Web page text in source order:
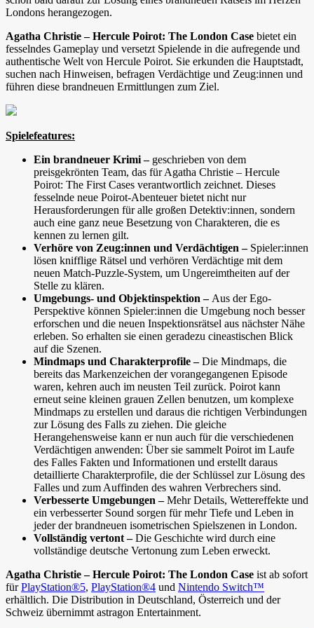
Londons herangezogen.
Agatha Christie – Hercule Poirot: The London Case bietet ein
fesselndes Gameplay und versetzt Spielende in die aufregende und
authentische Welt von Hercule Poirot. Sie erkunden die Hauptstadt,
suchen nach Hinweisen, befragen Verdächtige und Zeug:innen und
führen diese brandneuen Ermittlungen zum Ziel.
Spielefeatures:
Ein brandneuer Krimi –geschrieben von dem
preisgekrönten Team, das für Agatha Christie – Hercule
Poirot: The First Cases verantwortlich zeichnet. Dieses
fesselnde neue Poirot-Abenteuer bietet nicht nur
Herausforderungen für alle großen Detektiv:innen, sondern
auch eine ganz neue Besetzung von Charakteren, die es
kennen zu lernen gilt.
Verhöre von Zeug:innen und Verdächtigen – Spieler:innen
lösen knifflige Rätsel und verhören Verdächtige mit dem
neuen Match-Puzzle-System, um Ungereimtheiten auf der
Stelle zu klären.
Umgebungs- und Objektinspektion –Aus der Ego-
Perspektive können Spieler:innen die Umgebung noch besser
erforschen und die neuen Inspektionsrätsel aus nächster Nähe
erleben. So erhalten sie einen geradezu cineastischen Blick
auf die Szenen.
Mindmaps und Charakterprofile –Die Mindmaps, die
bereits das Markenzeichen der vorangegangenen Episode
waren, kehren auch im neusten Teil zurück. Poirot kann
erneut seine kleinen grauen Zellen benutzen, um komplexe
Mindmaps zu erstellen und daraus die richtigen Verbindungen
zur Lösung des Falls zu ziehen. Die gleiche
Herangehensweise kann er nun auch für die verschiedenen
Verdächtigen anwenden: Über sie sammelt Poirot im Laufe
des Falles Fakten und Informationen und erstellt daraus
detaillierte Charakterprofile, die der Schlüssel zur Lösung des
Falles und zum Auffinden des wahren Verbrechers sind.
Verbesserte Umgebungen –Mehr Details, Wettereffekte und
ein verbesserter Sound sorgen für mehr Tiefe und Leben in
jeder der brandneuen isometrischen Spielszenen in London.
Vollständig vertont –Die Geschichte wird durch eine
vollständige deutsche Vertonung zum Leben erweckt.
Agatha Christie – Hercule Poirot: The London Case ist ab sofort
fürPlayStation®5, PlayStation®4 und Nintendo Switch™
erhältlich. Die Distribution in Deutschland, Österreich und der
Schweiz übernimmt astragon Entertainment.